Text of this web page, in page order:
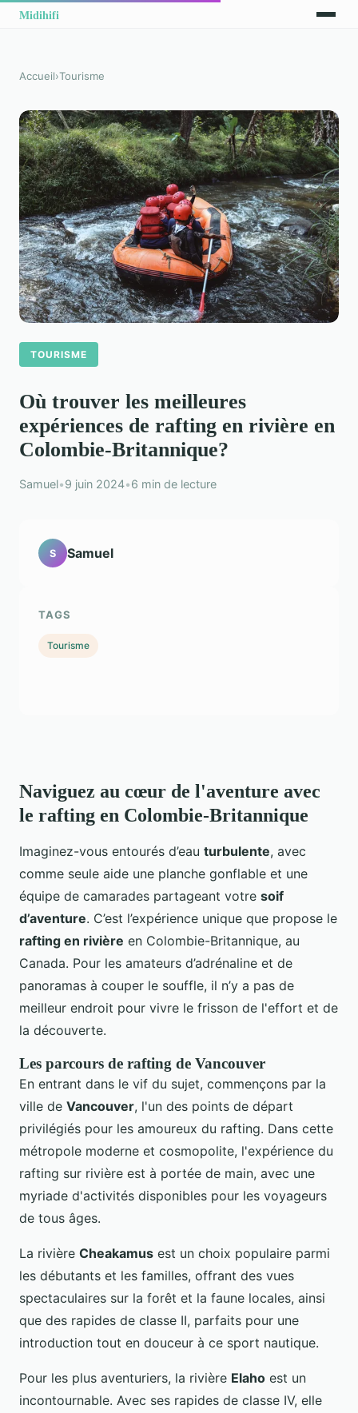
Accueil›Tourisme
TOURISME
Où trouver les meilleures
expériences de rafting en rivière en
Colombie-Britannique?
Samuel•9 juin 2024•6 min de lecture
Naviguez au cœur de l'aventure avec
le rafting en Colombie-Britannique
Imaginez-vous entourés d’eau turbulente, avec
comme seule aide une planche gonflable et une
équipe de camarades partageant votre soif
d’aventure. C’est l’expérience unique que propose le
rafting en rivière en Colombie-Britannique, au
Canada. Pour les amateurs d’adrénaline et de
panoramas à couper le souffle, il n’y a pas de
meilleur endroit pour vivre le frisson de l'effort et de
la découverte.
Les parcours de rafting de Vancouver
En entrant dans le vif du sujet, commençons par la
ville de Vancouver, l'un des points de départ
privilégiés pour les amoureux du rafting. Dans cette
métropole moderne et cosmopolite, l'expérience du
rafting sur rivière est à portée de main, avec une
myriade d'activités disponibles pour les voyageurs
de tous âges.
La rivière Cheakamus est un choix populaire parmi
les débutants et les familles, offrant des vues
spectaculaires sur la forêt et la faune locales, ainsi
que des rapides de classe II, parfaits pour une
introduction tout en douceur à ce sport nautique.
Pour les plus aventuriers, la rivière Elaho est un
incontournable. Avec ses rapides de classe IV, elle
S Samuel
TAGS
Tourisme